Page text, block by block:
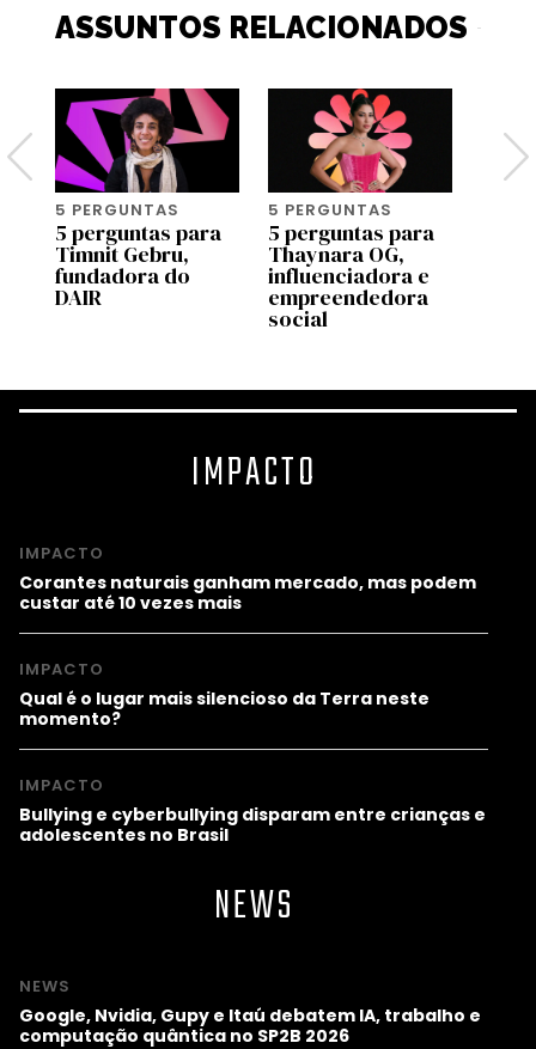
ASSUNTOS RELACIONADOS
5 PERGUNTAS
5 perguntas para
Timnit Gebru,
fundadora do
DAIR
5 PERGUNTAS
5 perguntas para
Thaynara OG,
influenciadora e
empreendedora
social
IMPACTO
IMPACTO
Corantes naturais ganham mercado, mas podem
custar até 10 vezes mais
IMPACTO
Qual é o lugar mais silencioso da Terra neste
momento?
IMPACTO
Bullying e cyberbullying disparam entre crianças e
adolescentes no Brasil
NEWS
NEWS
Google, Nvidia, Gupy e Itaú debatem IA, trabalho e
computação quântica no SP2B 2026